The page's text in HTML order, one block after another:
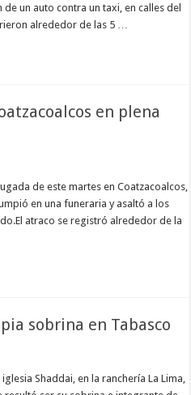
un auto contra un taxi, en calles del
alrededor de las 5 …
en plena
de este martes en Coatzacoalcos,
en una funeraria y asaltó a los
atraco se registró alrededor de la
sobrina en Tabasco
Shaddai, en la ranchería La Lima,